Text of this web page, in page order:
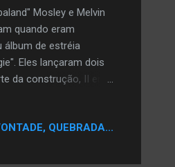
Mosley e Melvin
quando eram
álbum de estréia
Eles lançaram dois
da construção, II em
coletaneas
QUEBRADA...